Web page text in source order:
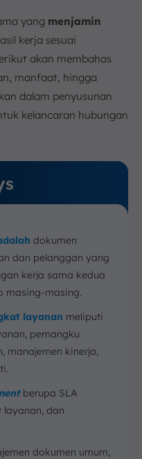
yang menjamin
kerja sesuai
akan membahas
manfaat, hingga
dalam penyusunan
kelancaran hubungan
dokumen
dan pelanggan yang
kerja sama kedua
masing-masing.
layanan meliputi
pemangku
manajemen kinerja,
berupa SLA
dan
dokumen umum,